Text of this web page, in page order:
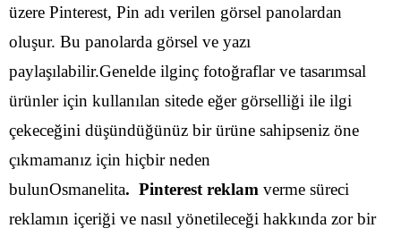
üzere Pinterest, Pin adı verilen görsel panolardan
oluşur. Bu panolarda görsel ve yazı
paylaşılabilir.Genelde ilginç fotoğraflar ve tasarımsal
ürünler için kullanılan sitede eğer görselliği ile ilgi
çekeceğini düşündüğünüz bir ürüne sahipseniz öne
çıkmamanız için hiçbir neden
bulunOsmanelita. Pinterest reklam verme süreci
reklamın içeriği ve nasıl yönetileceği hakkında zor bir